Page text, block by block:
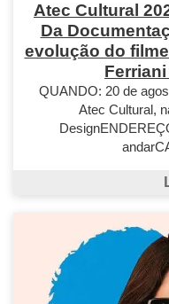
Atec Cultural
Da
evolução do
QUANDO: 20 de
Atec Cultural,